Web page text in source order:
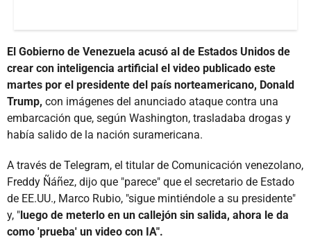
El Gobierno de Venezuela acusó al de Estados Unidos de
crear con inteligencia artificial el video publicado este
martes por el presidente del país norteamericano, Donald
Trump, con imágenes del anunciado ataque contra una
embarcación que, según Washington, trasladaba drogas y
había salido de la nación suramericana.
A través de Telegram, el titular de Comunicación venezolano,
Freddy Ñáñez, dijo que "parece" que el secretario de Estado
de EE.UU., Marco Rubio, "sigue mintiéndole a su presidente"
y, "luego de meterlo en un callejón sin salida, ahora le da
como 'prueba' un video con IA".